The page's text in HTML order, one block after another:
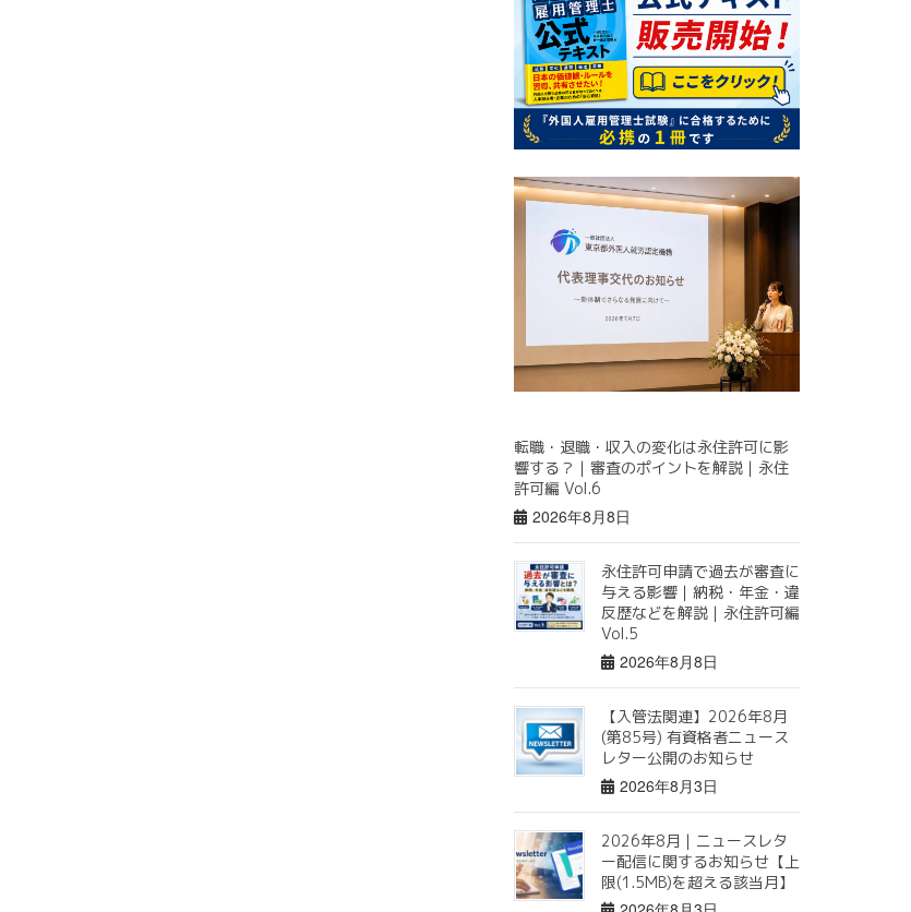
転職・退職・収入の変化は永住許可に影
響する？｜審査のポイントを解説｜永住
許可編 Vol.6
2026年8月8日
永住許可申請で過去が審査に
与える影響｜納税・年金・違
反歴などを解説｜永住許可編
Vol.5
2026年8月8日
【入管法関連】2026年8月
(第85号) 有資格者ニュース
レター公開のお知らせ
2026年8月3日
2026年8月｜ニュースレタ
ー配信に関するお知らせ【上
限(1.5MB)を超える該当月】